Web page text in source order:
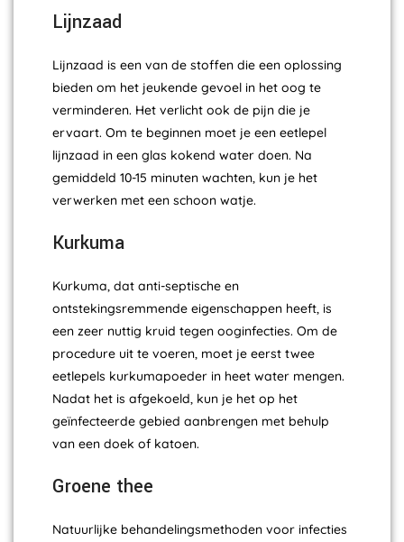
Lijnzaad
Lijnzaad is een van de stoffen die een oplossing
bieden om het jeukende gevoel in het oog te
verminderen. Het verlicht ook de pijn die je
ervaart. Om te beginnen moet je een eetlepel
lijnzaad in een glas kokend water doen. Na
gemiddeld 10-15 minuten wachten, kun je het
verwerken met een schoon watje.
Kurkuma
Kurkuma, dat anti-septische en
ontstekingsremmende eigenschappen heeft, is
een zeer nuttig kruid tegen ooginfecties. Om de
procedure uit te voeren, moet je eerst twee
eetlepels kurkumapoeder in heet water mengen.
Nadat het is afgekoeld, kun je het op het
geïnfecteerde gebied aanbrengen met behulp
van een doek of katoen.
Groene thee
Natuurlijke behandelingsmethoden voor infecties